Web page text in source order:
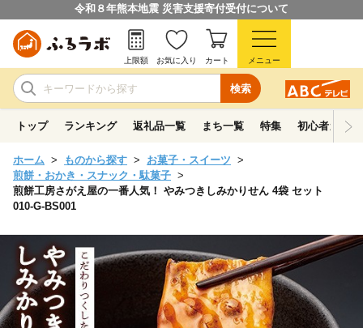
令和８年熊本地震 災害支援寄付受付について
検索
上限額 お気に入り カート メニュー
トップ ランキング 返礼品一覧 まち一覧 特集 初心者ガイド
ホーム ものから探す
お菓子・スイーツ
煎餅・おかき・スナック・駄菓子
煎餅工房さがえ屋の一番人気！ やみつきしみかりせん 4袋 セット
010-G-BS001